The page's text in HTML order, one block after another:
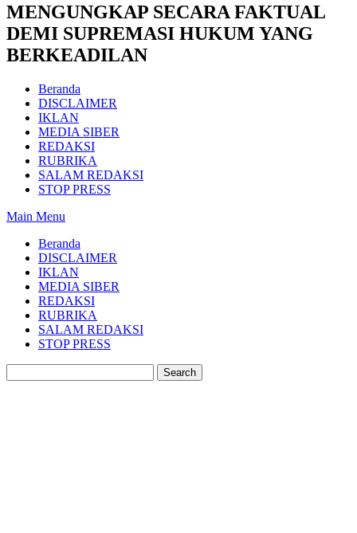
MENGUNGKAP SECARA FAKTUAL
DEMI SUPREMASI HUKUM YANG
BERKEADILAN
Beranda
DISCLAIMER
IKLAN
MEDIA SIBER
REDAKSI
RUBRIKA
SALAM REDAKSI
STOP PRESS
Main Menu
Beranda
DISCLAIMER
IKLAN
MEDIA SIBER
REDAKSI
RUBRIKA
SALAM REDAKSI
STOP PRESS